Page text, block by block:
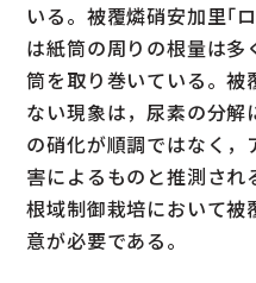
いる。被覆燐硝安加里｢
は紙筒の周りの根量は
筒を取り巻いている。被
ない現象は，尿素の分解
の硝化が順調ではなく
害によるものと推測さ
根域制御栽培において
意が必要である。